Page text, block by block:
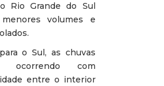
Rio Grande do Sul
volumes e
o Sul, as chuvas
ocorrendo com
entre o interior